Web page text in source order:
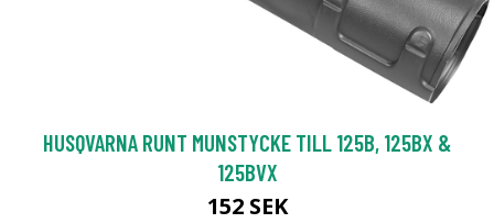
HUSQVARNA RUNT MUNSTYCKE TILL 125B, 125BX &
125BVX
152 SEK